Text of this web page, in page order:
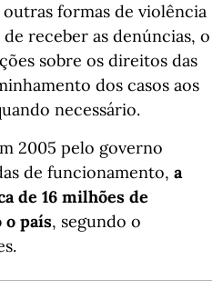
formas de violência
receber as denúncias, o
sobre os direitos das
dos casos aos
necessário.
2005 pelo governo
de funcionamento, a
de 16 milhões de
o país, segundo o